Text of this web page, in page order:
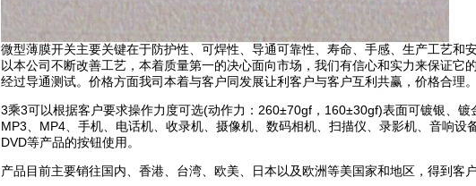
微型薄膜开关主要关键在于防护性、可焊性、导通可靠性、寿命、手感、生产工艺和
以本公司不断改善工艺，本着质量第一的决心面向市场，我们有信心和实力来保证它
经过导通测试。价格方面我司本着与客户同发展让利客户与客户互利共赢，价格合理。
3乘3可以根据客户要求操作力度可选(动作力：260±70gf，160±30gf)表面可镀银、镀
MP3、MP4、手机、电话机、收录机、摄像机、数码相机、扫描仪、录影机、音响设
DVD等产品的按钮使用。
产品目前主要销往国内、香港、台湾、欧美、日本以及欧洲等美国家和地区，得到客户